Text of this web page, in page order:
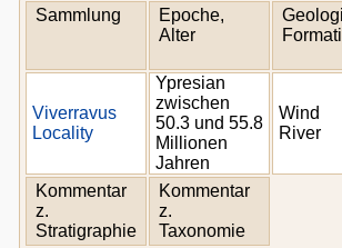
Sammlung
Epoche,
Alter
Viverravus
Locality
Ypresian
zwischen
50.3 und 55.8
Millionen
Jahren
Wind
River
Kommentar
z.
Stratigraphie
Kommentar
z.
Taxonomie